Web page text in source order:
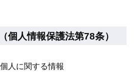
個人情報保護法第78条）
人に関する情報